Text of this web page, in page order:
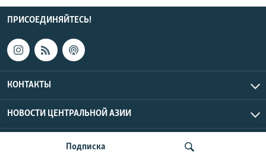
Подписка
ПРИСОЕДИНЯЙТЕСЬ!
КОНТАКТЫ
НОВОСТИ ЦЕНТРАЛЬНОЙ АЗИИ
CENTRAL ASIAN © 2026 RFE/RL, Inc. | Все права защищены.